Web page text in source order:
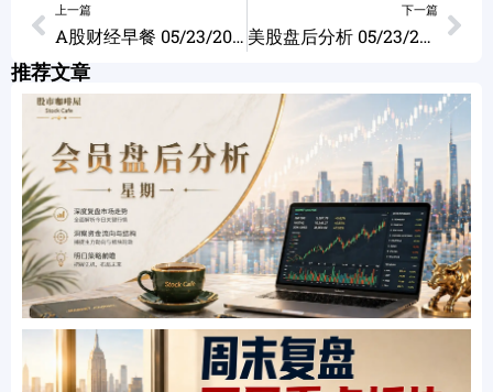
上一篇
A股财经早餐 05/23/2024
下一篇
美股盘后分析 05/23/2024
推荐文章